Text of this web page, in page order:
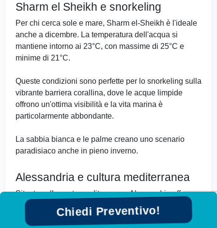
Sharm el Sheikh e snorkeling
Per chi cerca sole e mare, Sharm el-Sheikh è l'ideale
anche a dicembre. La temperatura dell'acqua si
mantiene intorno ai 23°C, con massime di 25°C e
minime di 21°C.
Queste condizioni sono perfette per lo snorkeling sulla
vibrante barriera corallina, dove le acque limpide
offrono un'ottima visibilità e la vita marina è
particolarmente abbondante.
La sabbia bianca e le palme creano uno scenario
paradisiaco anche in pieno inverno.
Alessandria e cultura mediterranea
Situata sulla costa mediterranea, Alessandria offre
un'esperienza culturale unica con un clima invernale
Chiedi Preventivo!